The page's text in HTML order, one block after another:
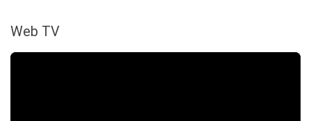
Web TV